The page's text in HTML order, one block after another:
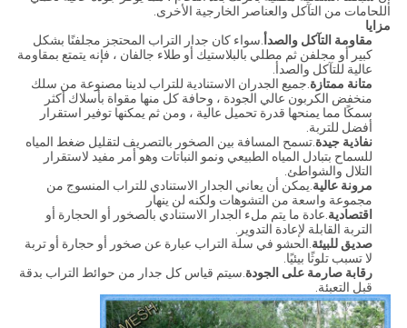
اللحامات من التآكل والعناصر الخارجية الأخرى.
مزايا
مقاومة التآكل والصدأ .سواء كان جدار التراب المحتجز مجلفنًا بشكل
كبير أو مجلفن ثم مطلي بالبلاستيك أو طلاء جالفان ، فإنه يتمتع بمقاومة
عالية للتآكل والصدأ.
متانة ممتازة.جميع الجدران الاستنادية للتراب لدينا مصنوعة من سلك
منخفض الكربون عالي الجودة ، وحافة كل منها مقواة بأسلاك أكثر
سمكًا مما يمنحها قدرة تحميل عالية ، ومن ثم يمكنها توفير استقرار
أفضل للتربة.
نفاذية جيدة.تسمح المسافة بين الصخور بالتصريف لتقليل ضغط المياه
للسماح بتبادل المياه الطبيعي ونمو النباتات وهو أمر مفيد لاستقرار
التلال والشواطئ.
مرونة عالية.يمكن أن يعاني الجدار الاستنادي للتراب المنسوج من
مجموعة واسعة من التشوهات ولكنه لن ينهار
اقتصادية.عادة ما يتم ملء الجدار الاستنادي بالصخور أو الحجارة أو
التربة القابلة لإعادة التدوير.
صديق للبيئة.الحشو في سلة التراب عبارة عن صخور أو حجارة أو تربة
لا تسبب تلوثًا بيئيًا.
رقابة صارمة على الجودة.سيتم قياس كل جدار من حوائط التراب بدقة
قبل التعبئة.